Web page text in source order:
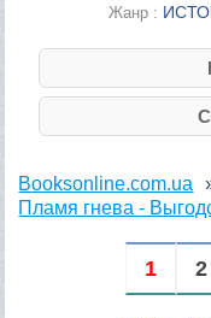
Жанр :
Booksonline.com.ua
Пламя гнева -
1 2